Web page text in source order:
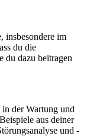
insbesondere im
du die
du dazu beitragen
der Wartung und
aus deiner
und -